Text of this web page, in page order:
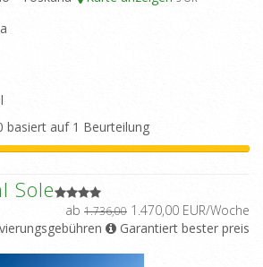
basiert auf 1 Beurteilung
Sole
ab 1.736,00 1.470,00 EUR/Woche
Garantiert bester preis